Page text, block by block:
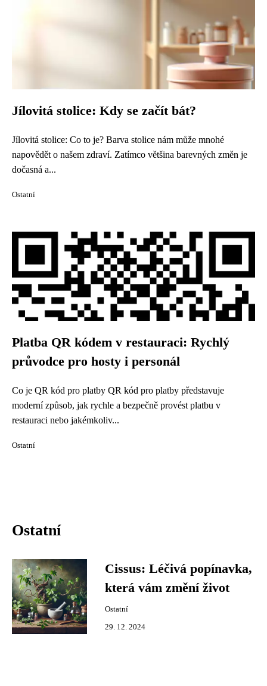
Jílovitá stolice: Kdy se začít bát?
Jílovitá stolice: Co to je? Barva stolice nám může mnohé
napovědět o našem zdraví. Zatímco většina barevných změn je
dočasná a...
Ostatní
Platba QR kódem v restauraci: Rychlý
průvodce pro hosty i personál
Co je QR kód pro platby QR kód pro platby představuje
moderní způsob, jak rychle a bezpečně provést platbu v
restauraci nebo jakémkoliv...
Ostatní
Ostatní
Cissus: Léčivá popínavka,
která vám změní život
Ostatní
29. 12. 2024